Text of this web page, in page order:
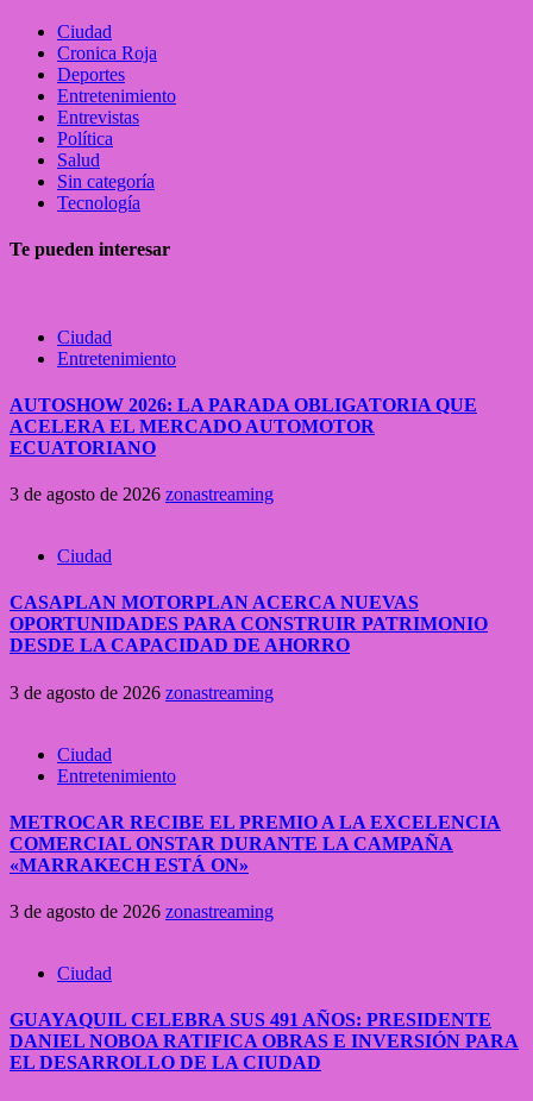
Ciudad
Cronica Roja
Deportes
Entretenimiento
Entrevistas
Política
Salud
Sin categoría
Tecnología
Te pueden interesar
Ciudad
Entretenimiento
AUTOSHOW 2026: LA PARADA OBLIGATORIA QUE
ACELERA EL MERCADO AUTOMOTOR
ECUATORIANO
3 de agosto de 2026 zonastreaming
Ciudad
CASAPLAN MOTORPLAN ACERCA NUEVAS
OPORTUNIDADES PARA CONSTRUIR PATRIMONIO
DESDE LA CAPACIDAD DE AHORRO
3 de agosto de 2026 zonastreaming
Ciudad
Entretenimiento
METROCAR RECIBE EL PREMIO A LA EXCELENCIA
COMERCIAL ONSTAR DURANTE LA CAMPAÑA
«MARRAKECH ESTÁ ON»
3 de agosto de 2026 zonastreaming
Ciudad
GUAYAQUIL CELEBRA SUS 491 AÑOS: PRESIDENTE
DANIEL NOBOA RATIFICA OBRAS E INVERSIÓN PARA
EL DESARROLLO DE LA CIUDAD